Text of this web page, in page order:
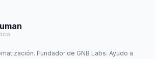
Fundador de GNB Labs. Ayudo a